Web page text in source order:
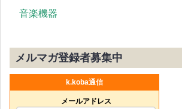
音楽機器
メルマガ登録者募集中
k.koba通信
メールアドレス